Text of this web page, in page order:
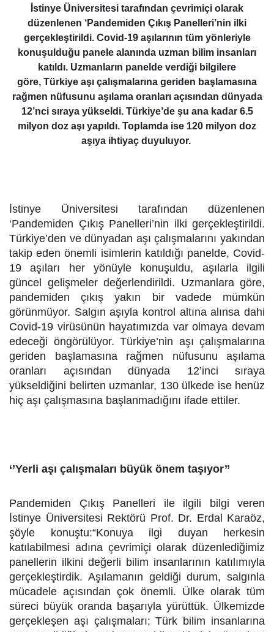
İstinye Üniversitesi tarafından çevrimiçi olarak
düzenlenen ‘Pandemiden Çıkış Panelleri’nin ilki
gerçekleştirildi. Covid-19 aşılarının tüm yönleriyle
konuşulduğu panele alanında uzman bilim insanları
katıldı. Uzmanların panelde verdiği bilgilere
göre, Türkiye aşı çalışmalarına geriden başlamasına
rağmen nüfusunu aşılama oranları açısından dünyada
12’nci sıraya yükseldi. Türkiye’de şu ana kadar 6.5
milyon doz aşı yapıldı. Toplamda ise 120 milyon doz
aşıya ihtiyaç duyuluyor.
İstinye Üniversitesi tarafından düzenlenen
‘Pandemiden Çıkış Panelleri’nin ilki gerçekleştirildi.
Türkiye’den ve dünyadan aşı çalışmalarını yakından
takip eden önemli isimlerin katıldığı panelde, Covid-
19 aşıları her yönüyle konuşuldu, aşılarla ilgili
güncel gelişmeler değerlendirildi. Uzmanlara göre,
pandemiden çıkış yakın bir vadede mümkün
görünmüyor. Salgın aşıyla kontrol altına alınsa dahi
Covid-19 virüsünün hayatımızda var olmaya devam
edeceği öngörülüyor. Türkiye’nin aşı çalışmalarına
geriden başlamasına rağmen nüfusunu aşılama
oranları açısından dünyada 12’inci sıraya
yükseldiğini belirten uzmanlar, 130 ülkede ise henüz
hiç aşı çalışmasına başlanmadığını ifade ettiler.
‘’Yerli aşı çalışmaları büyük önem taşıyor’’
Pandemiden Çıkış Panelleri ile ilgili bilgi veren
İstinye Üniversitesi Rektörü Prof. Dr. Erdal Karaöz,
şöyle konuştu:“Konuya ilgi duyan herkesin
katılabilmesi adına çevrimiçi olarak düzenlediğimiz
panellerin ilkini değerli bilim insanlarının katılımıyla
gerçekleştirdik. Aşılamanın geldiği durum, salgınla
mücadele açısından çok önemli. Ülke olarak tüm
süreci büyük oranda başarıyla yürüttük. Ülkemizde
gerçekleşen aşı çalışmaları; Türk bilim insanlarına